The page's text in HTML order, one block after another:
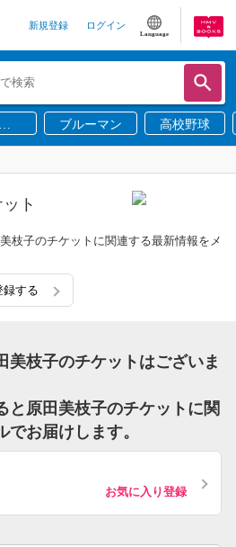
新規登録 ログイン
Language
ブルーマン 高校野球
ト
枝子のチケットに関連する最新情報をメ
録する
美枝子のチケットはございま
と原田美枝子のチケットに関
お届けします。
お気に入り登録